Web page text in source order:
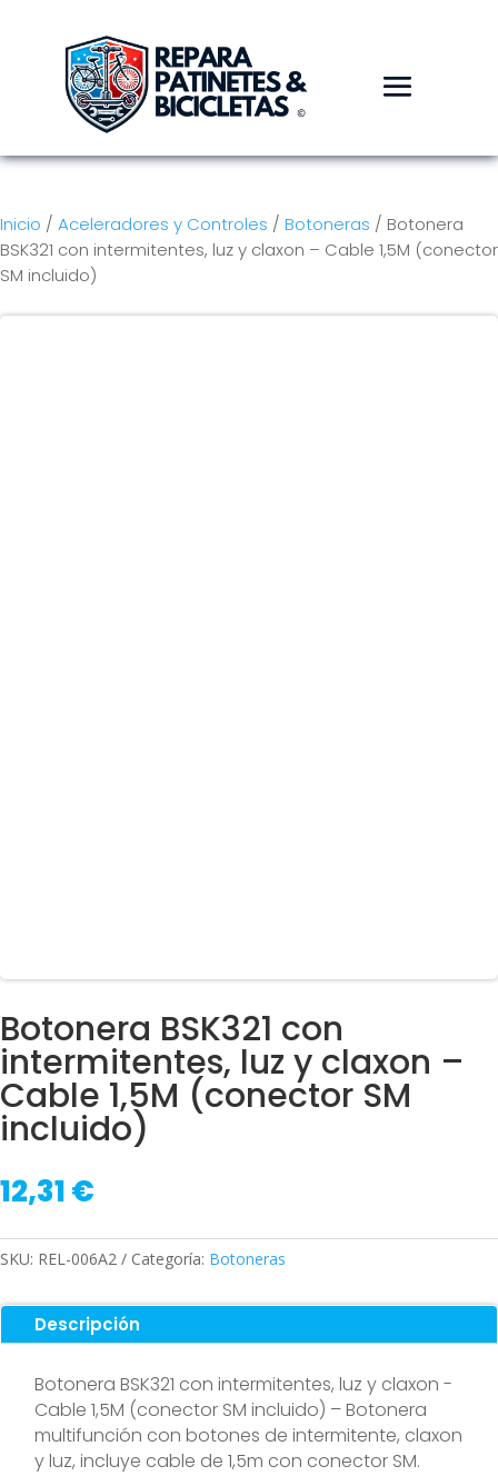
Inicio / Aceleradores y Controles / Botoneras / Botonera
BSK321 con intermitentes, luz y claxon – Cable 1,5M (conector
SM incluido)
Botonera BSK321 con
intermitentes, luz y claxon –
Cable 1,5M (conector SM
incluido)
12,31€
SKU: REL-006A2 Categoría: Botoneras
Descripción
Botonera BSK321 con intermitentes, luz y claxon -
Cable 1,5M (conector SM incluido) – Botonera
multifunción con botones de intermitente, claxon
y luz, incluye cable de 1,5m con conector SM.